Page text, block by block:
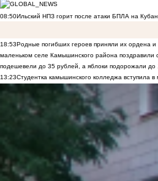
08:50Ильский НПЗ горит после атаки БПЛА на
18:53Родные погибших героев приняли их ордена
маленьком селе Камышинского района поздравили
подешевели до 35 рублей, а яблоки подорожали до
13:23Студентка камышинского колледжа вступила